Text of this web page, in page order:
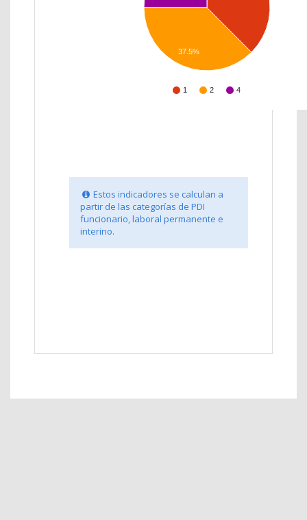
1 2 4
37.5%
Estos indicadores se calculan a
partir de las categorías de PDI
funcionario, laboral permanente e
interino.